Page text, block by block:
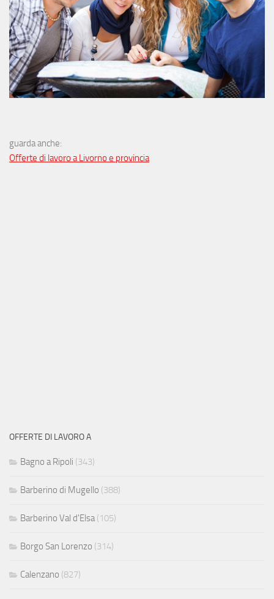
guarda anche:
Offerte di lavoro a Livorno e provincia
OFFERTE DI LAVORO A
Bagno a Ripoli (343)
Barberino di Mugello (388)
Barberino Val d'Elsa(105)
Borgo San Lorenzo (314)
Calenzano (827)